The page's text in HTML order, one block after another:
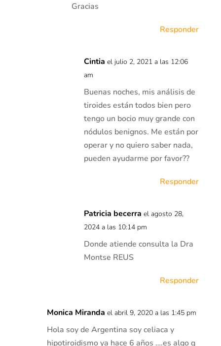
Gracias
Responder
Cintia el julio 2, 2021 a las 12:06
am
Buenas noches, mis análisis de
tiroides están todos bien pero
tengo un bocio muy grande con
nódulos benignos. Me están por
operar y no quiero saber nada,
pueden ayudarme por favor??
Responder
Patricia becerra el agosto 28,
2024 a las 10:14 pm
Donde atiende consulta la Dra
Montse REUS
Responder
Monica Miranda el abril 9, 2020 a las 1:45 pm
Hola soy de Argentina soy celiaca y
hipotiroidismo ya hace 6 años ….es algo q